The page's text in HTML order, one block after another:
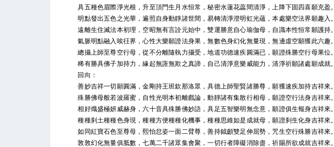
具五種色眉際淨光根，升至頂門生月水恒常，秘密水蓮花蕊間清淨，上降下固四喜願充盈。
明點發出五色之光華，遍照自身動靜諸世間，易轉清淨澄明虹光蘊，本處樂空法界願趣入。
遠離生住滅法本初理，空昭無有言詮元始中，雙運勝意自心瑜伽母，自識本性恒常願護持。
氣脈明點融入唉彺界，心性大樂願證法身果，無數色身幻化無量現，無邊虛空願獲此六趣。
總攝上師至尊空行母，從不分離隨執力攝受，地道功德速疾圓滿已，願證殊勝空行母果位。
稀有勝具佛子加持力，緣起無誑無欺之真諦，自己清淨意樂威能力，清淨祈願諸處願成就。
回向：
善妙吉祥一切願圓滿，金剛持王班欽那洛眾，具德上師聖賢諸勝尊，願獲速疾加持吉祥來。
殊勝佛母般若波羅蜜，自性光明本初離戲論，動靜諸有集散行相母，願證空行法身吉祥來。
相好熾盛極妍威赫身，六十音具殊勝佛妙語，具足五智樂明無念意，願證俱生報身吉祥來。
種種刹土種種色身現，種種方便種種化機事，種種思維如是成就母，願證刹生化身吉祥來。
如同紅寶石色至尊母，熙怡忿姿一面二臂尊，善持鉞顱雙足伸屈勢，咒生空行殊勝吉祥來。
敦敦幻化無量俱胝數，七萬二千諸眾集會聚，一切行者障礙消除盡，祈賜所欲成就吉祥來。